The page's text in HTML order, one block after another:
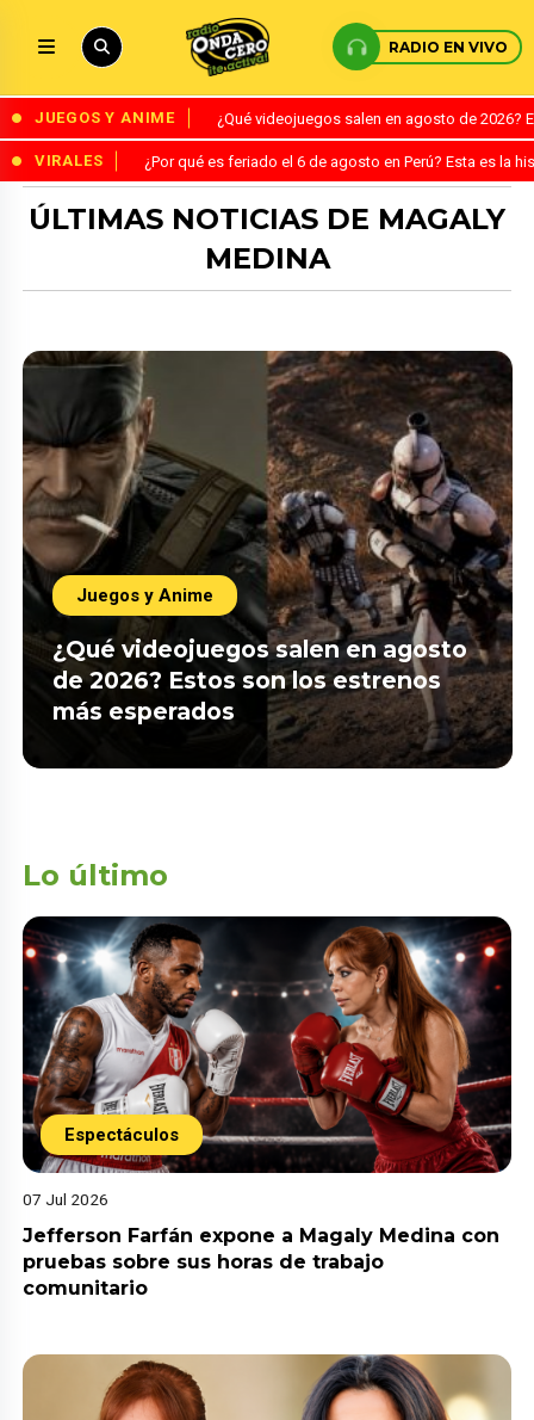
RADIO EN VIVO
JUEGOS Y ANIME ¿Qué videojuegos salen en agosto de
VIRALES ¿Por qué es feriado el 6 de agosto en Perú? Esta es la
ÚLTIMAS NOTICIAS DE MAGALY
MEDINA
Juegos y Anime
¿Qué videojuegos salen en agosto
de 2026? Estos son los estrenos
más esperados
Lo último
Espectáculos
07 Jul 2026
Jefferson Farfán expone a Magaly Medina con
pruebas sobre sus horas de trabajo
comunitario